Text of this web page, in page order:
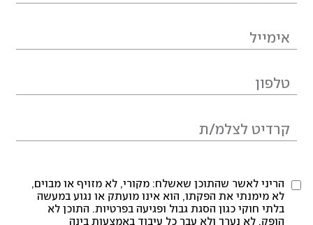
הריני לאשר שהתוכן שאשלח: מקורי, לא מזויף או מבוים,
לא מימנתי את הפקתו, הוא אינו מועתק או נגוע במעשה
בלתי חוקי כגון הסגת גבול ופגיעה בפרטיות. התוכן לא
הופק, לא נערך ולא עבר כל עיבוד באמצעות בינה